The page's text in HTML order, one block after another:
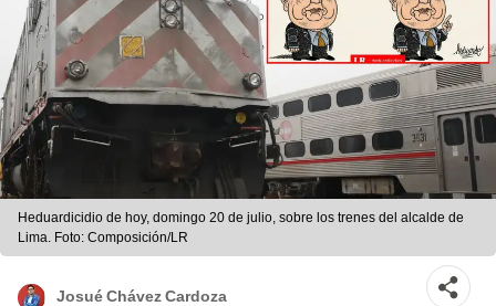
Heduardicidio de hoy, domingo 20 de julio, sobre los trenes del alcalde de
Lima. Foto: Composición/LR
Josué Chávez Cardoza